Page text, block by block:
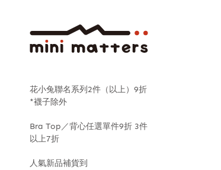
花小兔聯名系列2件（以上）9折
*襪子除外
Bra Top／背心任選單件9折 3件
以上7折
人氣新品補貨到